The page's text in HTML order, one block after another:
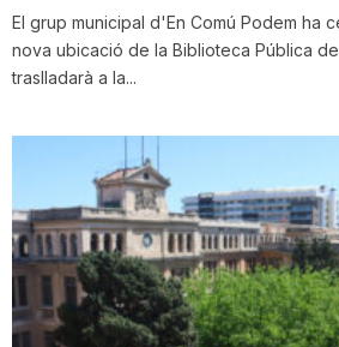
El grup municipal d'En Comú Podem ha
nova ubicació de la Biblioteca Pública
traslladarà a la...